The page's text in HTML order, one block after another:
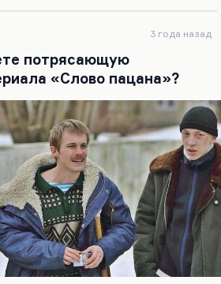
3 года назад
потрясающую
«Слово пацана»?